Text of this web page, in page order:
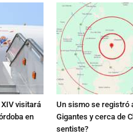
visitará
en
Un sismo se registró
Gigantes y cerca de
sentiste?